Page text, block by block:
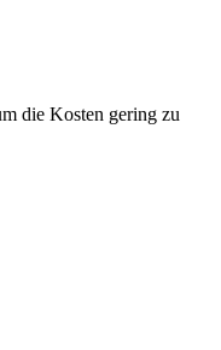
die Kosten gering zu